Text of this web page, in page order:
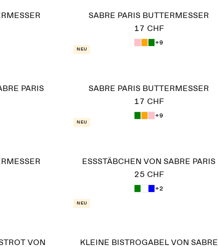
SABRE PARIS BUTTERMESSER
17 CHF
+9
PARIS
Neu
SABRE PARIS BUTTERMESSER
17 CHF
+9
Neu
ESSSTÄBCHEN VON SABRE PARIS
25 CHF
+2
VON
Neu
KLEINE BISTROGABEL VON SABRE